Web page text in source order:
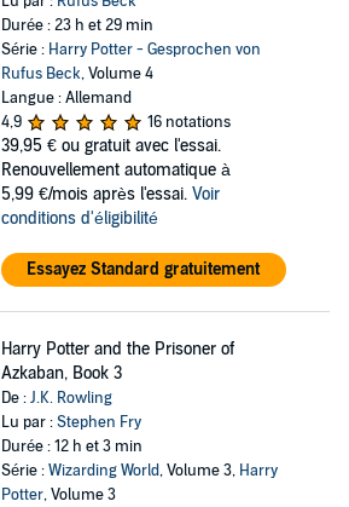
Durée : 23 h et 29 min
Série : Harry Potter - Gesprochen von
Rufus Beck, Volume 4
Langue : Allemand
4,9
16 notations
39,95 € ou gratuit avec l'essai.
Renouvellement automatique à
5,99 €/mois après l'essai. Voir
conditions d'éligibilité
Essayez Standard gratuitement
Harry Potter and the Prisoner of
Azkaban, Book 3
De :J.K. Rowling
Lu par :Stephen Fry
Durée : 12 h et 3 min
Série :Wizarding World, Volume 3, Harry
Potter, Volume 3